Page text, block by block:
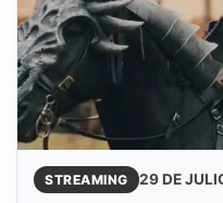
STREAMING 29 DE